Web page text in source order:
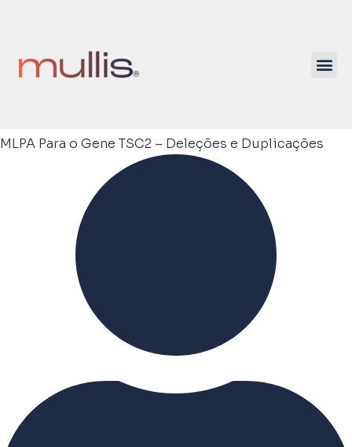
MLPA Para o Gene TSC2 – Deleções e Duplicações